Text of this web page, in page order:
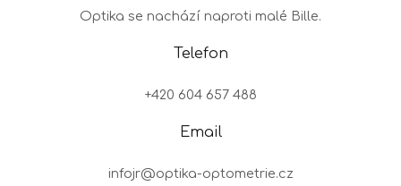
Optika se nachází naproti malé Bille.
Telefon
+420 604 657 488
Email
infojr@optika-optometrie.cz